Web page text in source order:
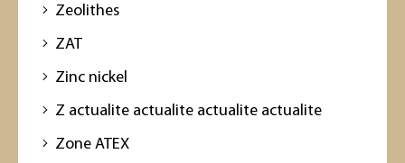
Zeolithes
ZAT
Zinc nickel
Z actualite actualite actualite actualite
Zone ATEX